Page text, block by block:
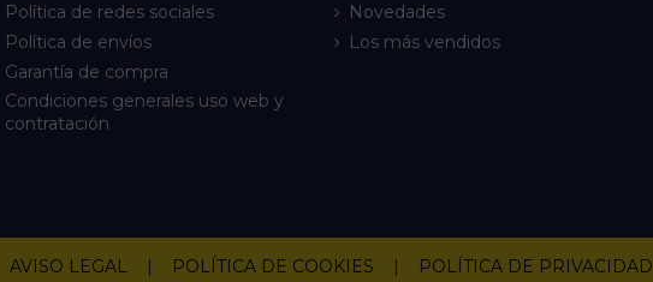
Política de redes sociales
Política de envíos
Garantía de compra
Condiciones generales uso web y
contratación
Novedades
Los más vendidos
AVISO LEGAL | POLÍTICA DE COOKIES | POLÍTICA DE PRIVACIDAD